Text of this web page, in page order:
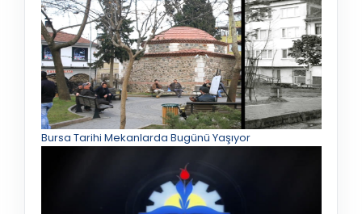
Bursa Tarihi Mekanlarda Bugünü Yaşıyor